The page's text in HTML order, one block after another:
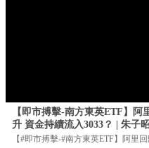
【即市搏擊-南方東英ETF】阿
升 資金持續流入3033？ | 朱子
【#即市搏擊-#南方東英ETF】阿里